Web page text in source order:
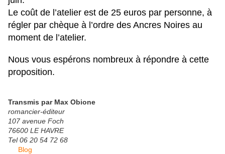
Le coût de l’atelier est de 25 euros par personne, à
régler par chèque à l’ordre des Ancres Noires au
moment de l’atelier.
Nous vous espérons nombreux à répondre à cette
proposition.
Transmis par Max Obione
romancier-éditeur
107 avenue Foch
76600 LE HAVRE
Tel 06 20 54 72 68
Blog